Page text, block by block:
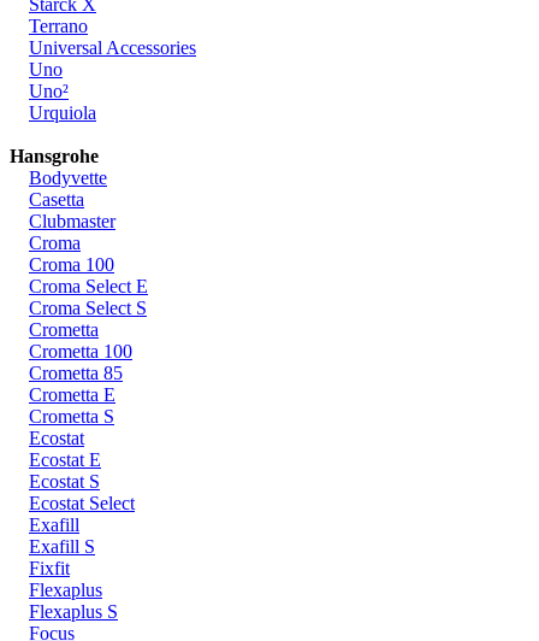
Starck X
Terrano
Universal Accessories
Uno
Uno²
Urquiola
Hansgrohe
Bodyvette
Casetta
Clubmaster
Croma
Croma 100
Croma Select E
Croma Select S
Crometta
Crometta 100
Crometta 85
Crometta E
Crometta S
Ecostat
Ecostat E
Ecostat S
Ecostat Select
Exafill
Exafill S
Fixfit
Flexaplus
Flexaplus S
Focus